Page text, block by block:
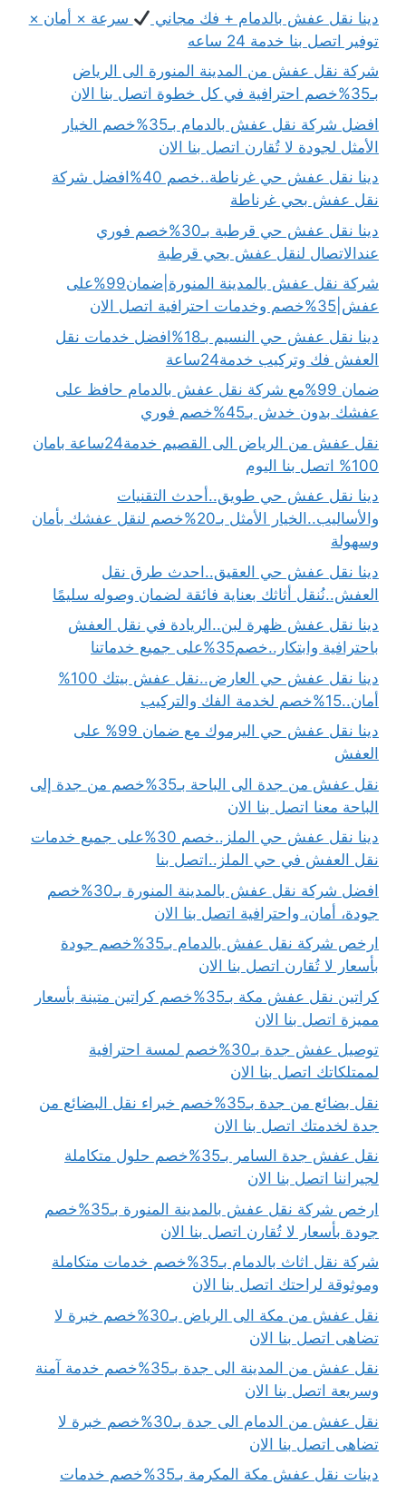
دينا نقل عفش بالدمام + فك مجاني
سرعة × أمان ×
توفير اتصل بنا خدمة 24 ساعه
شركة نقل عفش من المدينة المنورة الى الرياض
بـ35%خصم احترافية في كل خطوة اتصل بنا الان
افضل شركة نقل عفش بالدمام بـ35%خصم الخيار
الأمثل لجودة لا تُقارن اتصل بنا الان
دينا نقل عفش حي غرناطة..خصم 40%افضل شركة
نقل عفش بحي غرناطة
دينا نقل عفش حي قرطبة بـ30%خصم فوري
عندالاتصال لنقل عفش بحي قرطبة
شركة نقل عفش بالمدينة المنورة|ضمان99%على
عفش|35%خصم وخدمات احترافية اتصل الان
دينا نقل عفش حي النسيم بـ18%افضل خدمات نقل
العفش فك وتركيب خدمة24ساعة
ضمان 99%مع شركة نقل عفش بالدمام حافظ على
عفشك بدون خدش بـ45%خصم فوري
نقل عفش من الرياض الى القصيم خدمة24ساعة بامان
100% اتصل بنا اليوم
دينا نقل عفش حي طويق..أحدث التقنيات
والأساليب..الخيار الأمثل بـ20%خصم لنقل عفشك بأمان
وسهولة
دينا نقل عفش حي العقيق..احدث طرق نقل
العفش..نُنقل أثاثك بعناية فائقة لضمان وصوله سليمًا
دينا نقل عفش ظهرة لبن..الريادة في نقل العفش
باحترافية وابتكار..خصم35%على جميع خدماتنا
دينا نقل عفش حي العارض..نقل عفش بيتك 100%
أمان..15%خصم لخدمة الفك والتركيب
دينا نقل عفش حي اليرموك مع ضمان 99% على
العفش
نقل عفش من جدة الى الباحة بـ35%خصم من جدة إلى
الباحة معنا اتصل بنا الان
دينا نقل عفش حي الملز..خصم 30%على جميع خدمات
نقل العفش في حي الملز..اتصل بنا
افضل شركة نقل عفش بالمدينة المنورة بـ30%خصم
جودة، أمان، واحترافية اتصل بنا الان
ارخص شركة نقل عفش بالدمام بـ35%خصم جودة
بأسعار لا تُقارن اتصل بنا الان
كراتين نقل عفش مكة بـ35%خصم كراتين متينة بأسعار
مميزة اتصل بنا الان
توصيل عفش جدة بـ30%خصم لمسة احترافية
لممتلكاتك اتصل بنا الان
نقل بضائع من جدة بـ35%خصم خبراء نقل البضائع من
جدة لخدمتك اتصل بنا الان
نقل عفش جدة السامر بـ35%خصم حلول متكاملة
لجيراننا اتصل بنا الان
ارخص شركة نقل عفش بالمدينة المنورة بـ35%خصم
جودة بأسعار لا تُقارن اتصل بنا الان
شركة نقل اثاث بالدمام بـ35%خصم خدمات متكاملة
وموثوقة لراحتك اتصل بنا الان
نقل عفش من مكة الى الرياض بـ30%خصم خبرة لا
تضاهى اتصل بنا الان
نقل عفش من المدينة الى جدة بـ35%خصم خدمة آمنة
وسريعة اتصل بنا الان
نقل عفش من الدمام الى جدة بـ30%خصم خبرة لا
تضاهى اتصل بنا الان
دينات نقل عفش مكة المكرمة بـ35%خصم خدمات